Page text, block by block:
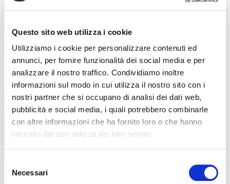
Questo sito web utilizza i cookie
Utilizziamo i cookie per personalizzare contenuti ed
annunci, per fornire funzionalità dei social media e per
analizzare il nostro traffico. Condividiamo inoltre
informazioni sul modo in cui utilizza il nostro sito con i
nostri partner che si occupano di analisi dei dati web,
pubblicità e social media, i quali potrebbero combinarle
con altre informazioni che ha fornito loro o che hanno
raccolto dal suo utilizzo dei loro servizi.
delNecessari
piano formativo che ha accompagnato
16 Luglio 2026
“Stare bene oggi per stare meglio
domani”: la formazione dei docenti
parte dal benessere
Un incontro in collaborazione con LILT
Bergamo all’interno della formazione
Sei diplomato all’ISISS di Gazzaniga?